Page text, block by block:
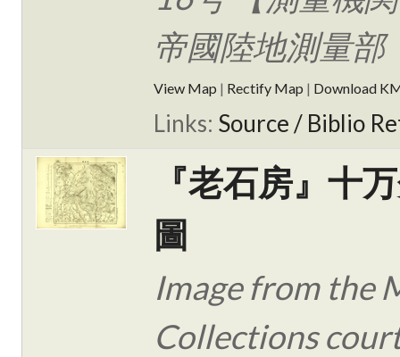
帝國陸地測量部
View Map | Rectify Map | Download
Links: Source / Biblio
『老石房』十
圖
Image from the
Collections